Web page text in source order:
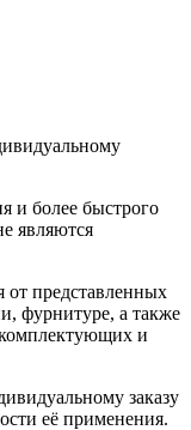
и более быстрого
являются
от представленных
фурнитуре, а также
и
заказу
её применения.